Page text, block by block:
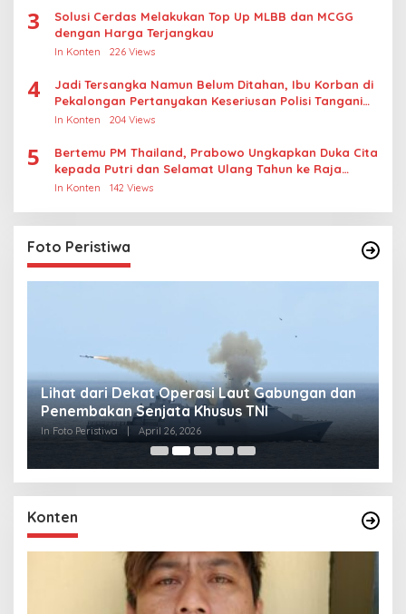
3
Solusi Cerdas Melakukan Top Up MLBB dan MCGG
dengan Harga Terjangkau
In Konten 226 Views
4
Jadi Tersangka Namun Belum Ditahan, Ibu Korban di
Pekalongan Pertanyakan Keseriusan Polisi Tangani
Kasus Rudapksa Sampai Anaknya Hamil
In Konten 204 Views
5
Bertemu PM Thailand, Prabowo Ungkapkan Duka Cita
kepada Putri dan Selamat Ulang Tahun ke Raja
Thailand
In Konten 142 Views
Foto Peristiwa
Lihat dari Dekat Operasi Laut Gabungan dan
Penembakan Senjata Khusus TNI
In Foto Peristiwa April 26, 2026
Konten